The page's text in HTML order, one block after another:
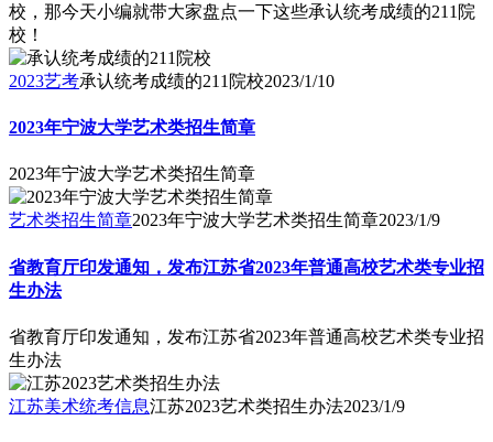
校，那今天小编就带大家盘点一下这些承认统考成绩的211院
校！
2023艺考承认统考成绩的211院校2023/1/10
2023年宁波大学艺术类招生简章
2023年宁波大学艺术类招生简章
艺术类招生简章2023年宁波大学艺术类招生简章2023/1/9
省教育厅印发通知，发布江苏省2023年普通高校艺术类专业招
生办法
省教育厅印发通知，发布江苏省2023年普通高校艺术类专业招
生办法
江苏美术统考信息江苏2023艺术类招生办法2023/1/9